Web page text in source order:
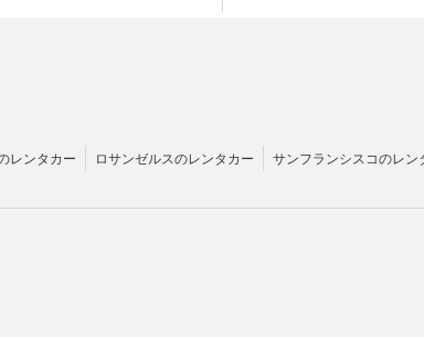
レンタカー ロサンゼルスのレンタカー サンフランシスコのレン